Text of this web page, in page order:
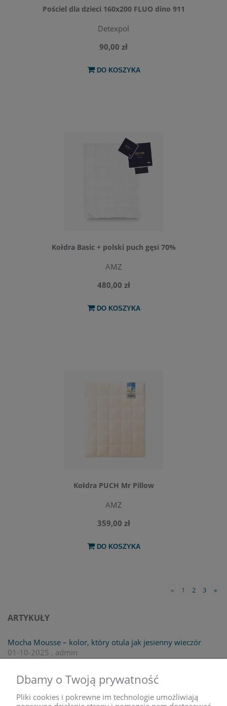
Pościel dla dzieci 160x200 FLUO dino 911
Detexpol
90,00 zł
DO KOSZYKA
Kołdra Basic + polski puch gęsi 70%
AMZ
480,00 zł
DO KOSZYKA
Kołdra PUCH Mr Pillow
AMZ
359,00 zł
DO KOSZYKA
« 1 2 3 »
ARTYKUŁY
Mocha Mousse – kolor, który otula jak jesienny wieczór
01-10-2025 , admin
NEWSLETTER
Dbamy o Twoją prywatność
Pliki cookies i pokrewne im technologie umożliwiają